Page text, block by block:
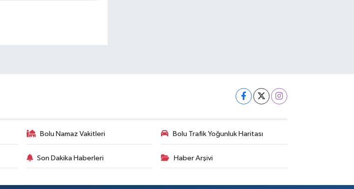
Bolu Namaz Vakitleri Bolu Trafik Yoğunluk Haritası
Son Dakika Haberleri Haber Arşivi